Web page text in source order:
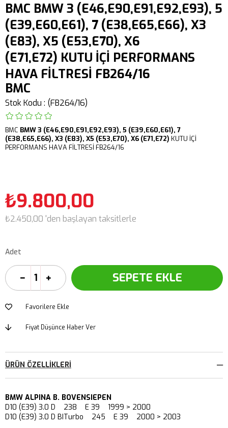
BMC BMW 3 (E46,E90,E91,E92,E93), 5
(E39,E60,E61), 7 (E38,E65,E66), X3
(E83), X5 (E53,E70), X6
(E71,E72) KUTU İÇİ PERFORMANS
HAVA FİLTRESİ FB264/16
BMC
Stok Kodu (FB264/16)
BMC BMW 3 (E46,E90,E91,E92,E93), 5 (E39,E60,E61), 7
(E38,E65,E66), X3 (E83), X5 (E53,E70), X6 (E71,E72) KUTU İÇİ
PERFORMANS HAVA FİLTRESİ FB264/16
₺9.800,00
₺2.450,00 'den başlayan taksitlerle
Adet
Favorilere Ekle
Fiyat Düşünce Haber Ver
ÜRÜN ÖZELLIKLERI
BMW ALPINA B. BOVENSIEPEN
D10 (E39) 3.0 D 238 E 39 1999 > 2000
D10 (E39) 3.0 D BITurbo 245 E 39 2000 > 2003